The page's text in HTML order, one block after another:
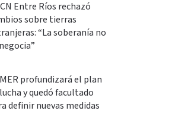
Entre Ríos rechazó
sobre tierras
“La soberanía no
profundizará el plan
y quedó facultado
definir nuevas medidas